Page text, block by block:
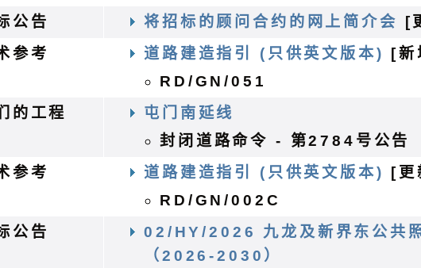
公告 将招标的顾问合约的网上简介会
[
参考 道路建造指引 (只供英文版本)
[新
RD/GN/051
的工程
屯门南延线
封闭道路命令 - 第2784号公告
参考 道路建造指引 (只供英文版本)
[更
RD/GN/002C
公告
02/HY/2026 九龙及新界东公共
（2026-2030）